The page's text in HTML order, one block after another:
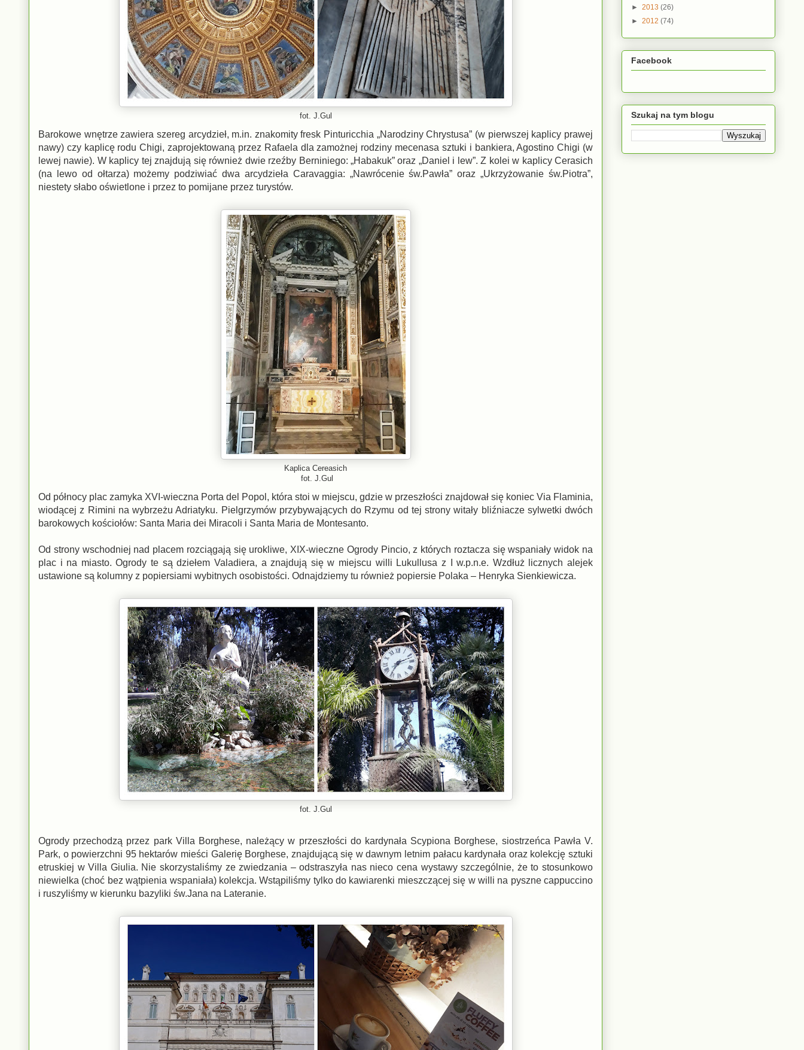
fot. J.Gul
Barokowe wnętrze zawiera szereg arcydzieł, m.in. znakomity fresk Pinturicchia „Narodziny Chrystusa” (w pierwszej kaplicy prawej
nawy) czy kaplicę rodu Chigi, zaprojektowaną przez Rafaela dla zamożnej rodziny mecenasa sztuki i bankiera, Agostino Chigi (w
lewej nawie). W kaplicy tej znajdują się również dwie rzeźby Berniniego: „Habakuk” oraz „Daniel i lew”. Z kolei w kaplicy Cerasich
(na lewo od ołtarza) możemy podziwiać dwa arcydzieła Caravaggia: „Nawrócenie św.Pawła” oraz „Ukrzyżowanie św.Piotra”,
niestety słabo oświetlone i przez to pomijane przez turystów.
Kaplica Cereasich
fot. J.Gul
Od północy plac zamyka XVI-wieczna Porta del Popol, która stoi w miejscu, gdzie w przeszłości znajdował się koniec Via Flaminia,
wiodącej z Rimini na wybrzeżu Adriatyku. Pielgrzymów przybywających do Rzymu od tej strony witały bliźniacze sylwetki dwóch
barokowych kościołów: Santa Maria dei Miracoli i Santa Maria de Montesanto.
Od strony wschodniej nad placem rozciągają się urokliwe, XIX-wieczne Ogrody Pincio, z których roztacza się wspaniały widok na
plac i na miasto. Ogrody te są dziełem Valadiera, a znajdują się w miejscu willi Lukullusa z I w.p.n.e. Wzdłuż licznych alejek
ustawione są kolumny z popiersiami wybitnych osobistości. Odnajdziemy tu również popiersie Polaka – Henryka Sienkiewicza.
fot. J.Gul
Ogrody przechodzą przez park Villa Borghese, należący w przeszłości do kardynała Scypiona Borghese, siostrzeńca Pawła V.
Park, o powierzchni 95 hektarów mieści Galerię Borghese, znajdującą się w dawnym letnim pałacu kardynała oraz kolekcję sztuki
etruskiej w Villa Giulia. Nie skorzystaliśmy ze zwiedzania – odstraszyła nas nieco cena wystawy szczególnie, że to stosunkowo
niewielka (choć bez wątpienia wspaniała) kolekcja. Wstąpiliśmy tylko do kawiarenki mieszczącej się w willi na pyszne cappuccino
i ruszyliśmy w kierunku bazyliki św.Jana na Lateranie.
► 2013 (26)
► 2012 (74)
Facebook
Szukaj na tym blogu